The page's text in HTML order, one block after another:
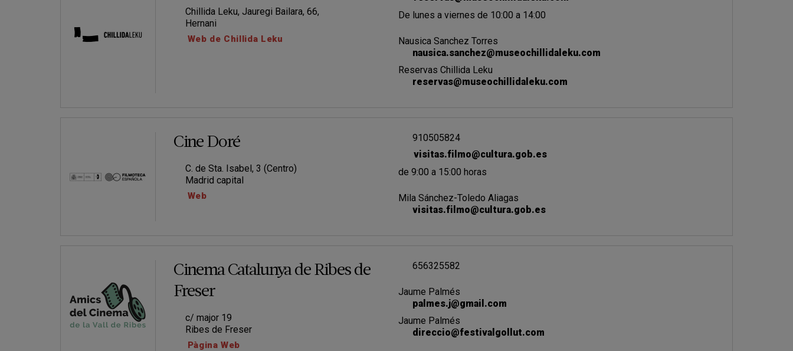
Chillida Leku, Jauregi Bailara, 66,
Hernani
Web de Chillida Leku
De lunes a viernes de 10:00 a 14:00
Nausica Sanchez Torres
nausica.sanchez@museochillidaleku.com
Reservas Chillida Leku
reservas@museochillidaleku.com
Cine Doré
C. de Sta. Isabel, 3 (Centro)
Madrid capital
Web
910505824
visitas.filmo@cultura.gob.es
de 9:00 a 15:00 horas
Mila Sánchez-Toledo Aliagas
visitas.filmo@cultura.gob.es
Cinema Catalunya de Ribes de
Freser
c/ major 19
Ribes de Freser
Pàgina Web
656325582
Jaume Palmés
palmes.j@gmail.com
Jaume Palmés
direccio@festivalgollut.com